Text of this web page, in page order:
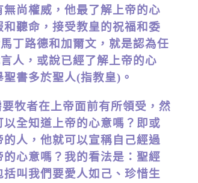
尚權威，他最了解上帝的心
聽命，接受教皇的祝福和委
丁路德和加爾文，就是認為任
人，或說已經了解上帝的心
書多於聖人(指教皇)。
牧者在上帝面前有所領受，然
全知道上帝的心意嗎？即或
人，他就可以宣稱自己經過
心意嗎？我的看法是：聖經
叫我們要愛人如己、珍惜生